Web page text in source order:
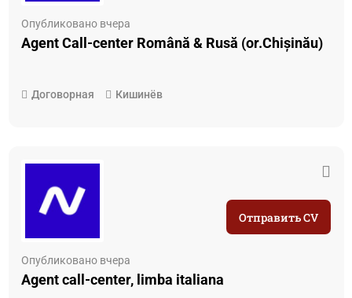
Опубликовано вчера
Agent Call-center Română & Rusă (or.Chișinău)
Договорная Кишинёв
Опубликовано вчера
Agent call-center, limba italiana
Отправить CV